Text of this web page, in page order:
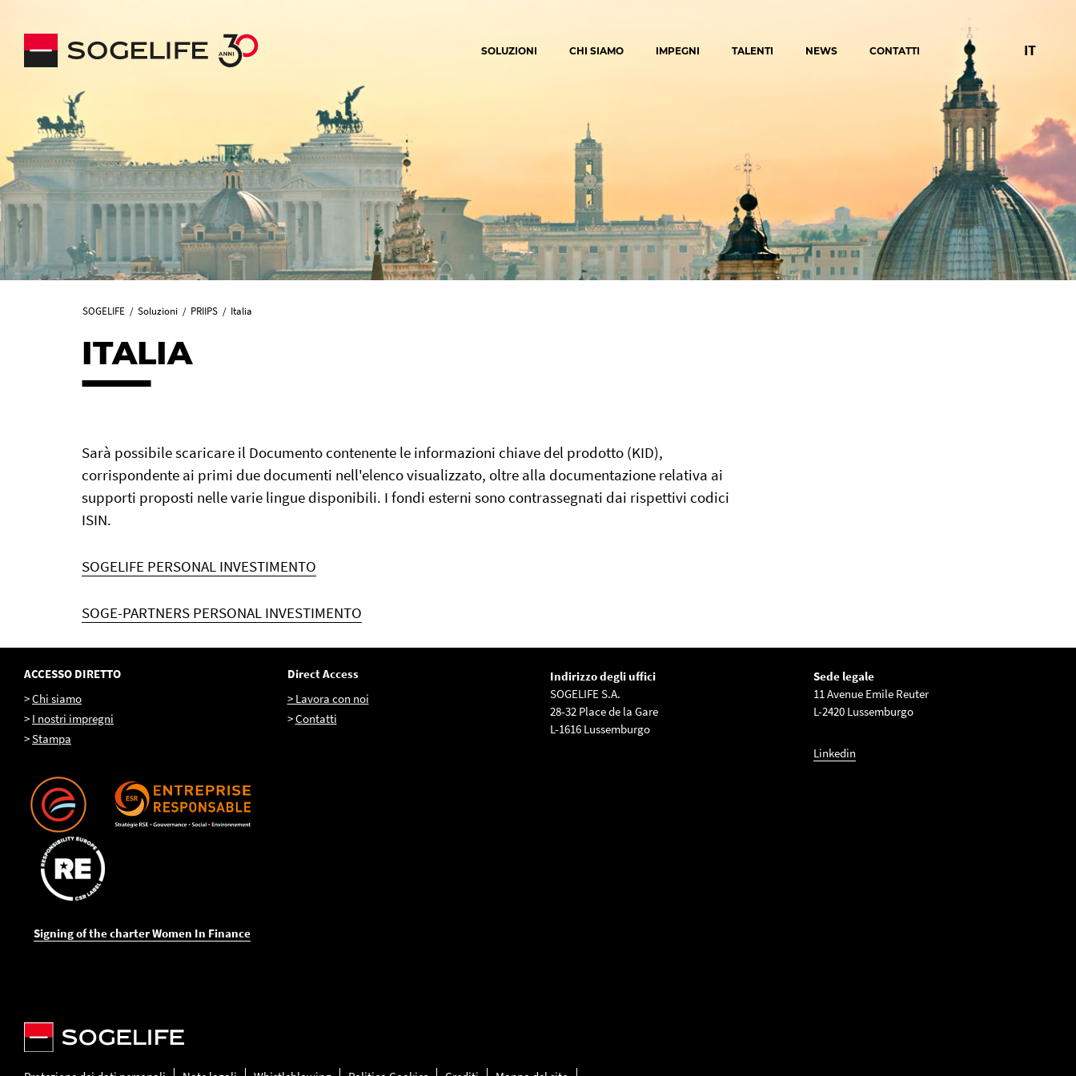
SOLUZIONI CHI SIAMO IMPEGNI TALENTI NEWS CONTATTI IT
SOGELIFE Soluzioni PRIIPS Italia
ITALIA
Sarà possibile scaricare il Documento contenente le informazioni chiave del prodotto (KID),
corrispondente ai primi due documenti nell'elenco visualizzato, oltre alla documentazione relativa ai
supporti proposti nelle varie lingue disponibili. I fondi esterni sono contrassegnati dai rispettivi codici
ISIN.
SOGELIFE PERSONAL INVESTIMENTO
SOGE-PARTNERS PERSONAL INVESTIMENTO
ACCESSO DIRETTO
>Chi siamo
> I nostri impregni
>Stampa
Signing of the charter Women In Finance
Direct Access
> Lavora con noi
>Contatti
Indirizzo degli uffici
SOGELIFE S.A.
28-32 Place de la Gare
L-1616 Lussemburgo
Sede legale
11 Avenue Emile Reuter
L-2420 Lussemburgo
Linkedin